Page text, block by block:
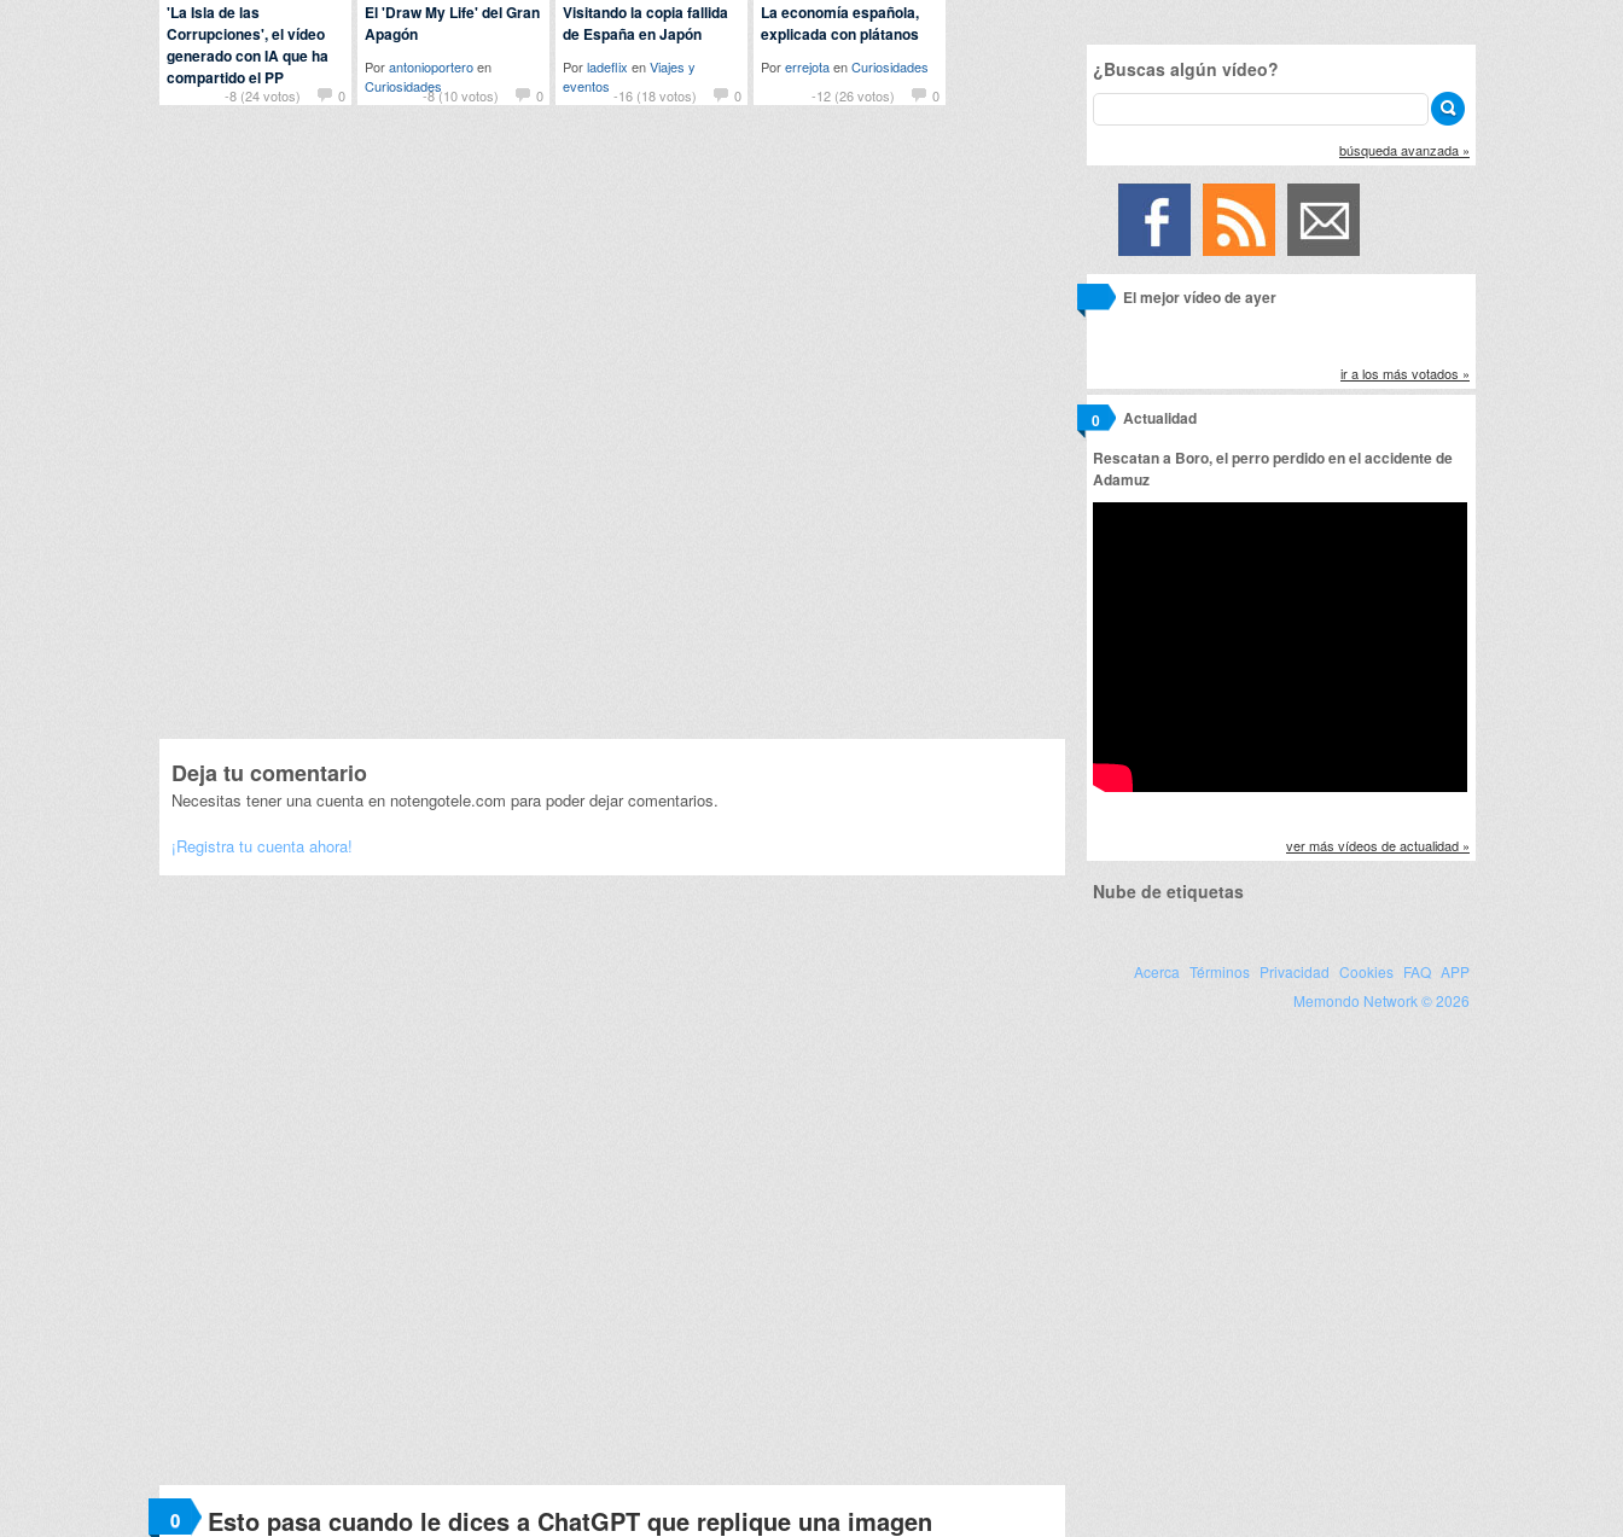
-8 (24 votos) 0
'La Isla de las
Corrupciones', el vídeo
generado con IA que ha
compartido el PP
PortrollenActualidad
-8 (10 votos) 0
El 'Draw My Life' del Gran
Apagón
Porantonioporteroen
Curiosidades
-16 (18 votos) 0
Visitando la copia fallida
de España en Japón
Porladeflix enViajes y
eventos
-12 (26 votos) 0
La economía española,
explicada con plátanos
PorerrejotaenCuriosidades
Deja tu comentario
Necesitas tener una cuenta en notengotele.com para poder dejar comentarios.
¡Registra tu cuenta ahora!
0 Esto pasa cuando le dices a ChatGPT que replique una imagen
¿Buscas algún vídeo?
búsqueda avanzada »
El mejor vídeo de ayer
ir a los más votados »
Actualidad
0
Rescatan a Boro, el perro perdido en el accidente de
Adamuz
ver más vídeos de actualidad »
Nube de etiquetas
Acerca Términos Privacidad Cookies FAQ APP
Memondo Network © 2026